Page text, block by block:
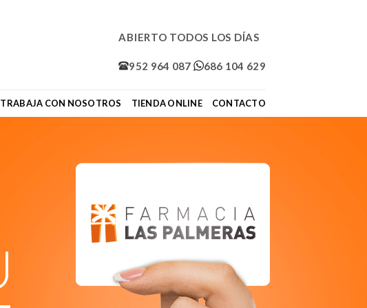
ABIERTO TODOS LOS DÍAS
952 964 087 686 104 629
TRABAJA CON NOSOTROS TIENDA ONLINE CONTACTO